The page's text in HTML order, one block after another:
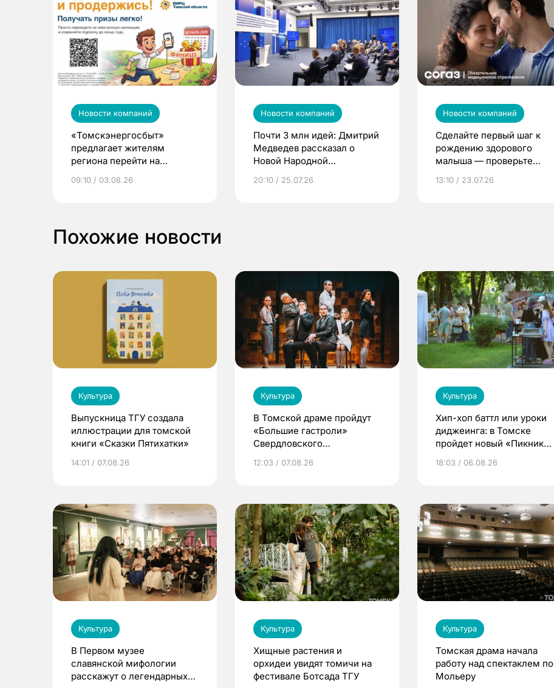
Новости компаний
«Томскэнергосбыт»
предлагает жителям
региона перейти на
выиграть призы
09:10 / 03.08.26
Новости компаний
Почти 3 млн идей: Дмитрий
Медведев рассказал о
Новой Народной
20:10 / 25.07.26
Новости компаний
Сделайте первый шаг к
рождению здорового
малыша — проверьте
по ОМС!
13:10 / 23.07.26
Похожие новости
Культура
Выпускница ТГУ создала
иллюстрации для томской
книги «Сказки Пятихатки»
14:01 / 07.08.26
Культура
В Томской драме пройдут
«Большие гастроли»
Свердловского
драмы
12:03 / 07.08.26
Культура
Хип-хоп баттл или уроки
диджеинга: в Томске
пройдет новый «Пикник
18:03 / 06.08.26
Культура
В Первом музее
славянской мифологии
расскажут о легендарных
Культура
Хищные растения и
орхидеи увидят томичи на
фестивале Ботсада ТГУ
Культура
Томская драма начала
работу над спектаклем по
Мольеру